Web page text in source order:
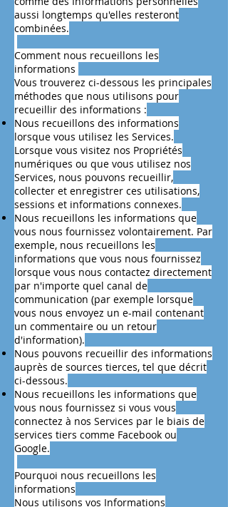
aussi longtemps qu'elles resteront
combinées.
Comment nous recueillons les
informations
Vous trouverez ci-dessous les principales
méthodes que nous utilisons pour
recueillir des informations :
Nous recueillons des informations
lorsque vous utilisez les Services.
Lorsque vous visitez nos Propriétés
numériques ou que vous utilisez nos
Services, nous pouvons recueillir,
collecter et enregistrer ces utilisations,
sessions et informations connexes.
Nous recueillons les informations que
vous nous fournissez volontairement. Par
exemple, nous recueillons les
informations que vous nous fournissez
lorsque vous nous contactez directement
par n'importe quel canal de
communication (par exemple lorsque
vous nous envoyez un e-mail contenant
un commentaire ou un retour
d'information).
Nous pouvons recueillir des informations
auprès de sources tierces, tel que décrit
ci-dessous.
Nous recueillons les informations que
vous nous fournissez si vous vous
connectez à nos Services par le biais de
services tiers comme Facebook ou
Google.
Pourquoi nous recueillons les
informations
Nous utilisons vos Informations